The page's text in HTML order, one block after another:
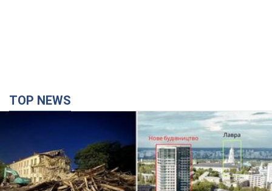
Києво-Печерську лавру закриють 80-метровим
"монстром"? Чому влада Києва відмовилась
зупиняти будівництво хмарочоса
"московського вірянина"
Яка реакція Кличка на петицію щодо скасування будівництва
3 години тому 30,5 т.